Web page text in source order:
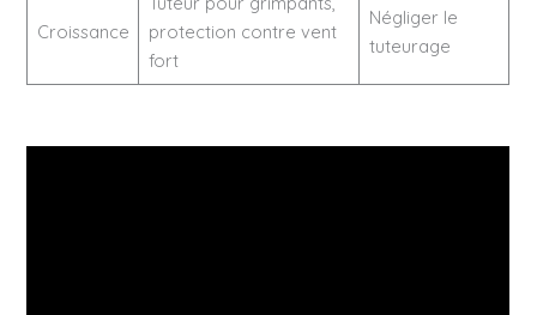
Croissance
protection contre vent
fort
Négliger le
tuteurage